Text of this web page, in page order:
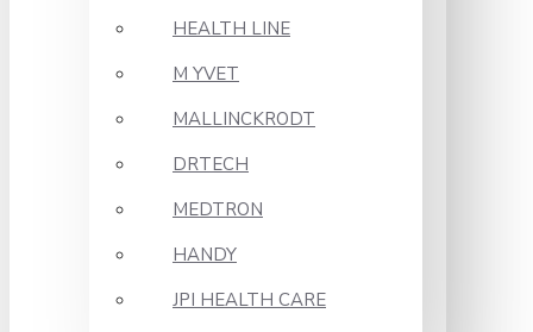
HEALTH LINE
M YVET
MALLINCKRODT
DRTECH
MEDTRON
HANDY
JPI HEALTH CARE